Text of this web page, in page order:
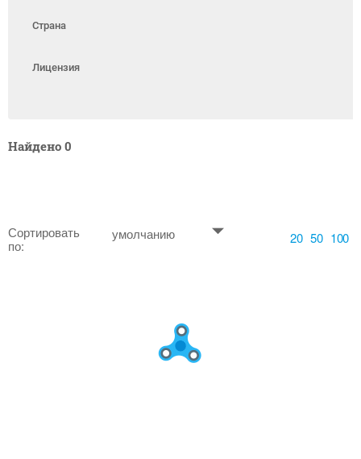
Страна
Лицензия
Найдено 0
Сортировать
по:
умолчанию 20 50 100